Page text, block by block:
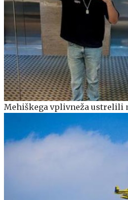
Mehiškega vplivneža ustrelili